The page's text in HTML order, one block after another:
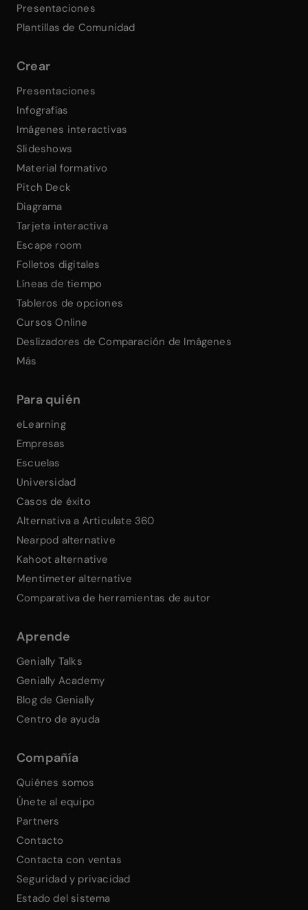
Presentaciones
Plantillas de Comunidad
Crear
Presentaciones
Infografías
Imágenes interactivas
Slideshows
Material formativo
Pitch Deck
Diagrama
Tarjeta interactiva
Escape room
Folletos digitales
Líneas de tiempo
Tableros de opciones
Cursos Online
Deslizadores de Comparación de Imágenes
Más
Para quién
eLearning
Empresas
Escuelas
Universidad
Casos de éxito
Alternativa a Articulate 360
Nearpod alternative
Kahoot alternative
Mentimeter alternative
Comparativa de herramientas de autor
Aprende
Genially Talks
Genially Academy
Blog de Genially
Centro de ayuda
Compañía
Quiénes somos
Únete al equipo
Partners
Contacto
Contacta con ventas
Seguridad y privacidad
Estado del sistema